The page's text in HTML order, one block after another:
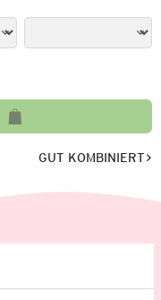
GUT KOMBINIERT